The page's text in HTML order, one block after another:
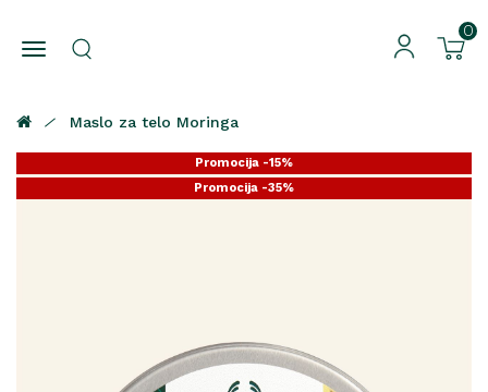
0
Maslo za telo Moringa
Promocija -15%
Promocija -25%
Promocija -35%